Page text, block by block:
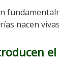
nacen